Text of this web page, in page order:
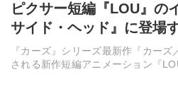
ピクサー短編『LOU』の
サイド・ヘッド』に登場
『カーズ』シリーズ最新作『カー
される新作短編アニメーション『